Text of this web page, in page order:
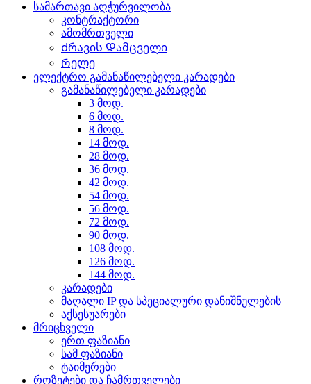
სამართავი აღჭურვილობა
კონტრაქტორი
ამომრთველი
Ძრავის Დამცველი
Რელე
ელექტრო გამანაწილებელი კარადები
გამანაწილებელი კარადები
3 მოდ.
6 მოდ.
8 მოდ.
14 მოდ.
28 მოდ.
36 მოდ.
42 მოდ.
54 მოდ.
56 მოდ.
72 მოდ.
90 მოდ.
108 მოდ.
126 მოდ.
144 მოდ.
კარადები
მაღალი IP და სპეციალური დანიშნულების
აქსესუარები
მრიცხველი
ერთ ფაზიანი
სამ ფაზიანი
ტაიმერები
როზეტები და ჩამრთველები